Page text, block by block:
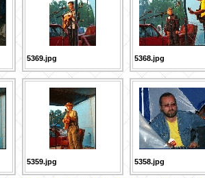
5369.jpg 5368.jpg
5359.jpg 5358.jpg